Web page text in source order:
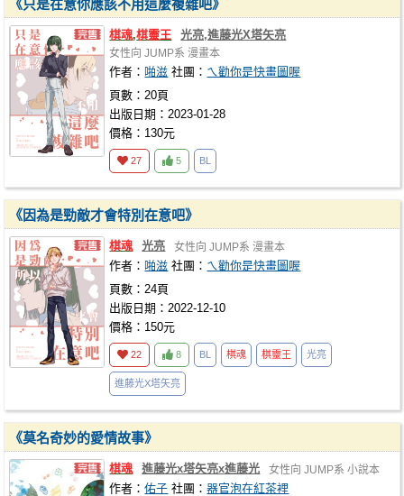
《只是在意你應該不用這麼複雜吧》
棋魂,棋靈王 光亮,進藤光X塔矢亮
女性向 JUMP系 漫畫本
作者： 啪滋 社團： ㄟ勸你是快畫圖喔
頁數：20頁
出版日期：2023-01-28
價格：130元
27 5 BL
《因為是勁敵才會特別在意吧》
棋魂 光亮 女性向 JUMP系 漫畫本
作者： 啪滋 社團： ㄟ勸你是快畫圖喔
頁數：24頁
出版日期：2022-12-10
價格：150元
22 8 BL 棋魂 棋靈王 光亮
進藤光X塔矢亮
《莫名奇妙的愛情故事》
棋魂 進藤光x塔矢亮x進藤光 女性向 JUMP系 小說本
作者：佑子 社團：器官泡在紅茶裡